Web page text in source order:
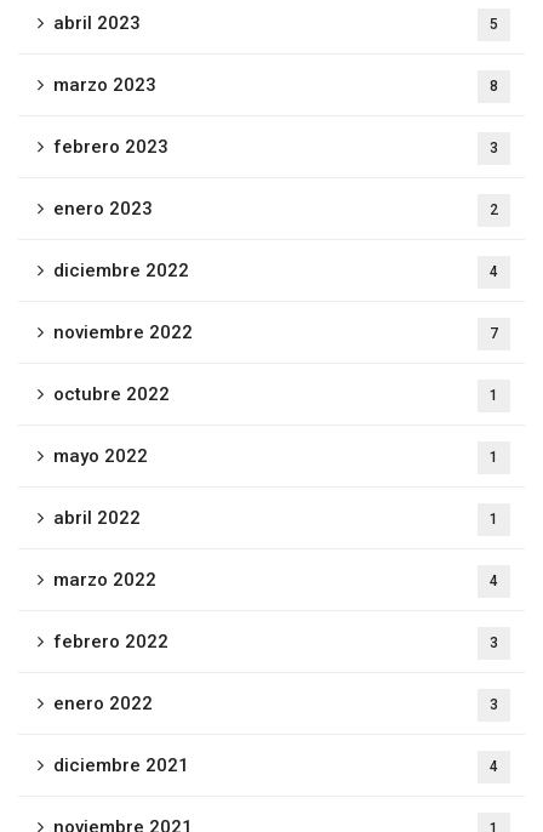
abril 2023 5
marzo 2023 8
febrero 2023 3
enero 2023 2
diciembre 2022 4
noviembre 2022 7
octubre 2022 1
mayo 2022 1
abril 2022 1
marzo 2022 4
febrero 2022 3
enero 2022 3
diciembre 2021 4
noviembre 2021 1